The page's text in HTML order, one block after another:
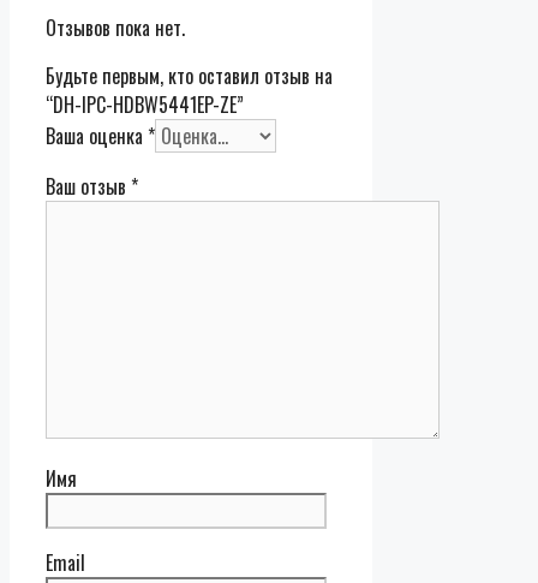
Отзывов пока нет.
Будьте первым, кто оставил отзыв на
“DH-IPC-HDBW5441EP-ZE”
Ваша оценка *
Ваш отзыв *
Имя
Email